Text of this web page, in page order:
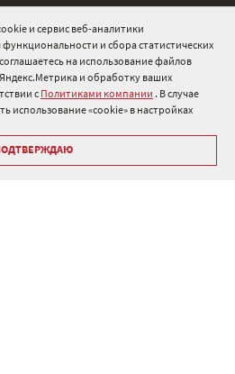
и сервис веб-аналитики
и сбора статистических
на использование файлов
и обработку ваших
с Политиками компании . В случае
использование «cookie» в настройках